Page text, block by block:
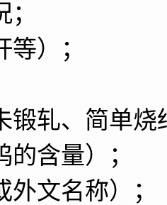
）；
锻轧、简单烧
含量）；
文名称）；